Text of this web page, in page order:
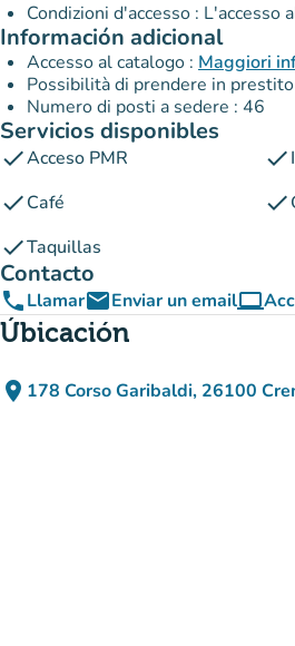
Condizioni d'accesso :
Información adicional
Accesso al catalogo : Maggiori
Possibilità di prendere in
Numero di posti a sedere : 46
Servicios disponibles
checkAcceso PMR check
checkCafé check
checkTaquillas
Contacto
phoneLlamaremailEnviar un emailcomputer
Úbicación
place 178 Corso Garibaldi, 26100
(abrir en
(nueva